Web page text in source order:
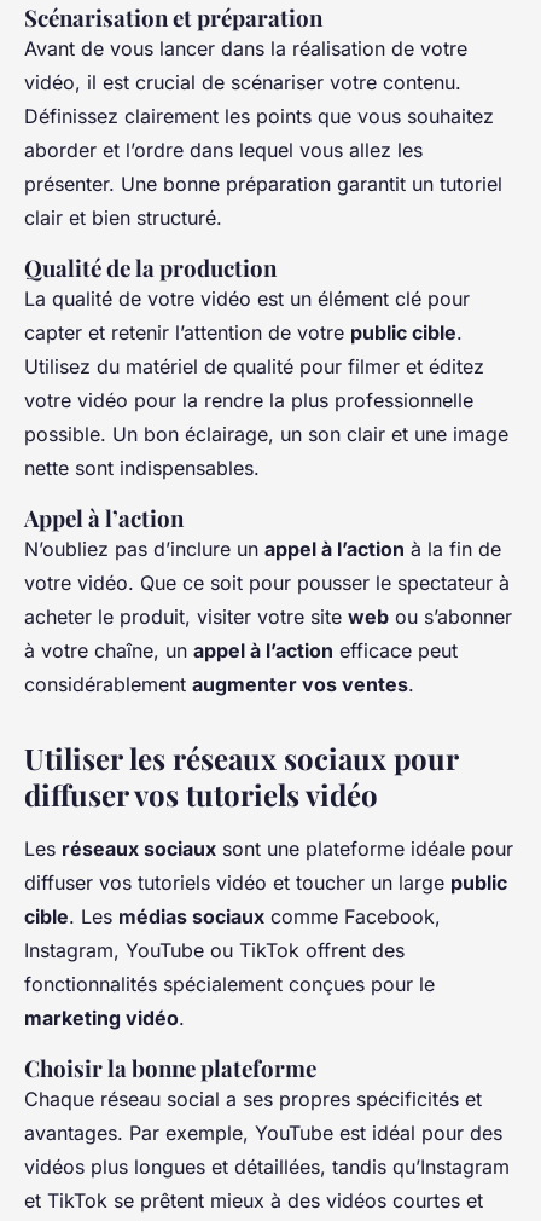
Scénarisation et préparation
Avant de vous lancer dans la réalisation de votre
vidéo, il est crucial de scénariser votre contenu.
Définissez clairement les points que vous souhaitez
aborder et l’ordre dans lequel vous allez les
présenter. Une bonne préparation garantit un tutoriel
clair et bien structuré.
Qualité de la production
La qualité de votre vidéo est un élément clé pour
capter et retenir l’attention de votre public cible.
Utilisez du matériel de qualité pour filmer et éditez
votre vidéo pour la rendre la plus professionnelle
possible. Un bon éclairage, un son clair et une image
nette sont indispensables.
Appel à l’action
N’oubliez pas d’inclure un appel à l’action à la fin de
votre vidéo. Que ce soit pour pousser le spectateur à
acheter le produit, visiter votre site web ou s’abonner
à votre chaîne, un appel à l’action efficace peut
considérablement augmenter vos ventes.
Utiliser les réseaux sociaux pour
diffuser vos tutoriels vidéo
Les réseaux sociaux sont une plateforme idéale pour
diffuser vos tutoriels vidéo et toucher un large public
cible. Les médias sociaux comme Facebook,
Instagram, YouTube ou TikTok offrent des
fonctionnalités spécialement conçues pour le
marketing vidéo.
Choisir la bonne plateforme
Chaque réseau social a ses propres spécificités et
avantages. Par exemple, YouTube est idéal pour des
vidéos plus longues et détaillées, tandis qu’Instagram
et TikTok se prêtent mieux à des vidéos courtes et